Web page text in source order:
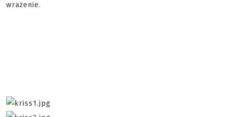
wrażenie.